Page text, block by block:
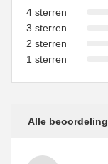
4 sterren
3 sterren
2 sterren
1 sterren
Alle